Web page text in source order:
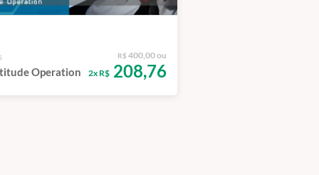
Operation
R$ 400,00 ou
2x R$208,76